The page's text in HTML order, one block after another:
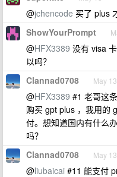
@jchencode 买了 plus
ShowYourPrompt
@HFX3389 没有 visa
以吗？
Clannad0708 May 13
@HFX3389 #1 老哥这
购买 gpt plus ，我用的
付。想知道国内有什么
吗？
Clannad0708 May 13
@liubaicai #11 能支付